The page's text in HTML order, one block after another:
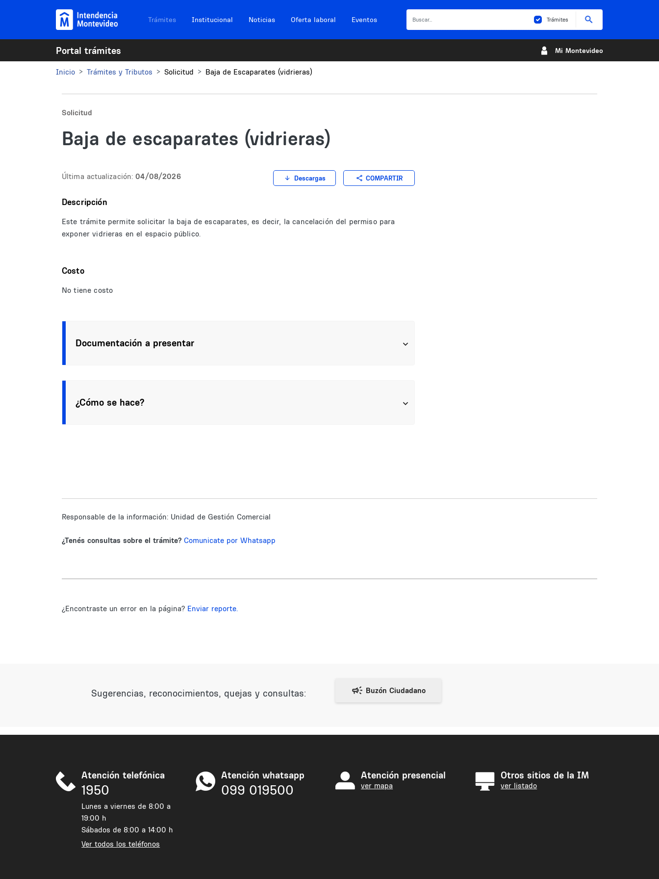
Navegación sitios
Trámites Institucional Noticias Oferta laboral Eventos Trámites
Portal trámites Mi Montevideo
Inicio Trámites y Tributos Solicitud Baja de Escaparates (vidrieras)
Solicitud
Baja de escaparates (vidrieras)
Última actualización: 04/08/2026 COMPARTIR
Descargas
Descripción
Este trámite permite solicitar la baja de escaparates, es decir, la cancelación del permiso para
exponer vidrieras en el espacio público.
Costo
No tiene costo
Documentación a presentar
¿Cómo se hace?
Responsable de la información: Unidad de Gestión Comercial
¿Tenés consultas sobre el trámite? Comunicate por Whatsapp
¿Encontraste un error en la página? Enviar reporte.
Sugerencias, reconocimientos, quejas y consultas:
Atención telefónica
1950
Lunes a viernes de 8:00 a
19:00 h
Sábados de 8:00 a 14:00 h
Ver todos los teléfonos
Atención whatsapp
099 019500
Atención presencial
ver mapa
Otros sitios de la IM
ver listado